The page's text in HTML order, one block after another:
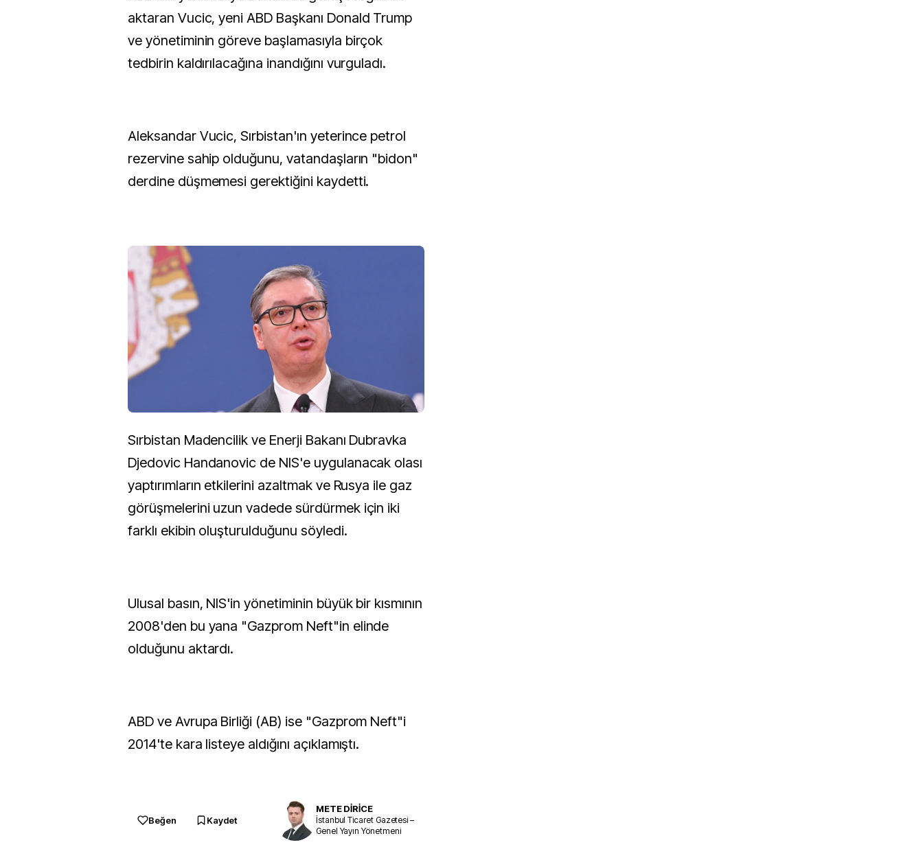
aktaran Vucic, yeni ABD Başkanı Donald Trump
ve yönetiminin göreve başlamasıyla birçok
tedbirin kaldırılacağına inandığını vurguladı.
Aleksandar Vucic, Sırbistan'ın yeterince petrol
rezervine sahip olduğunu, vatandaşların "bidon"
derdine düşmemesi gerektiğini kaydetti.
Sırbistan Madencilik ve Enerji Bakanı Dubravka
Djedovic Handanovic de NIS'e uygulanacak olası
yaptırımların etkilerini azaltmak ve Rusya ile gaz
görüşmelerini uzun vadede sürdürmek için iki
farklı ekibin oluşturulduğunu söyledi.
Ulusal basın, NIS'in yönetiminin büyük bir kısmının
2008'den bu yana "Gazprom Neft"in elinde
olduğunu aktardı.
ABD ve Avrupa Birliği (AB) ise "Gazprom Neft"i
2014'te kara listeye aldığını açıklamıştı.
Beğen Kaydet
METE DİRİCE
İstanbul Ticaret Gazetesi –
Genel Yayın Yönetmeni